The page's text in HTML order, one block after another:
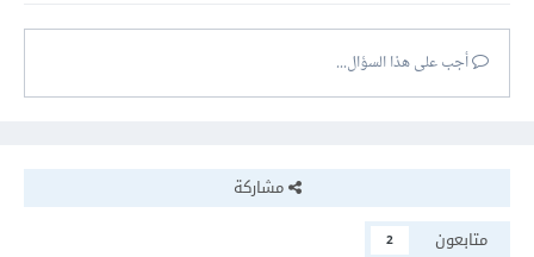
أجب على هذا السؤال...
مشاركة
متابعون
2